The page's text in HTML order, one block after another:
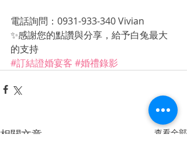
電話詢問：0931-933-340 Vivian
✨感謝您的點讚與分享，給予白兔最大
的支持
#訂結證婚宴客 #婚禮錄影
相關文章 查看全部